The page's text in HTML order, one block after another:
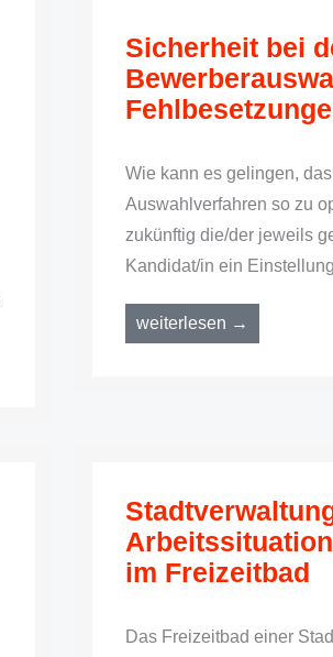
Sicherheit bei
Wie kann es gelingen,
Auswahlverfahren so zu
zukünftig die/der jeweils
Kandidat/in ein
weiterlesen →
im Freizeitbad
Das Freizeitbad einer